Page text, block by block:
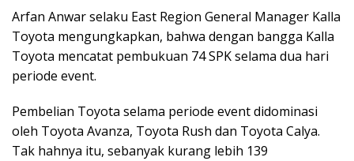
Arfan Anwar selaku East Region General Manager Kalla
Toyota mengungkapkan, bahwa dengan bangga Kalla
Toyota mencatat pembukuan 74 SPK selama dua hari
periode event.
Pembelian Toyota selama periode event didominasi
oleh Toyota Avanza, Toyota Rush dan Toyota Calya.
Tak hahnya itu, sebanyak kurang lebih 139